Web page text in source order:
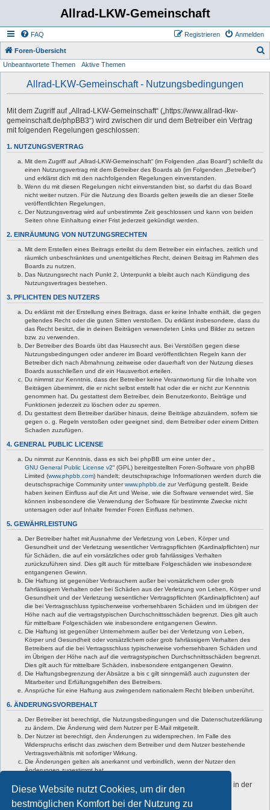
Diese Website nutzt Cookies, um dir den
bestmöglichen Komfort bei der Nutzung zu
Allrad-LKW-Gemeinschaft
FAQ Anmelden
Registrieren
Foren-Übersicht
Unbeantwortete Themen Aktive Themen
Allrad-LKW-Gemeinschaft - Nutzungsbedingungen
Mit dem Zugriff auf „Allrad-LKW-Gemeinschaft“ („https://www.allrad-lkw-
gemeinschaft.de/phpBB3“) wird zwischen dir und dem Betreiber ein Vertrag
mit folgenden Regelungen geschlossen:
1. NUTZUNGSVERTRAG
Mit dem Zugriff auf „Allrad-LKW-Gemeinschaft“ (im Folgenden „das Board“) schließt du
einen Nutzungsvertrag mit dem Betreiber des Boards ab (im Folgenden „Betreiber“)
und erklärst dich mit den nachfolgenden Regelungen einverstanden.
Wenn du mit diesen Regelungen nicht einverstanden bist, so darfst du das Board
nicht weiter nutzen. Für die Nutzung des Boards gelten jeweils die an dieser Stelle
veröffentlichten Regelungen.
Der Nutzungsvertrag wird auf unbestimmte Zeit geschlossen und kann von beiden
Seiten ohne Einhaltung einer Frist jederzeit gekündigt werden.
2. EINRÄUMUNG VON NUTZUNGSRECHTEN
Mit dem Erstellen eines Beitrags erteilst du dem Betreiber ein einfaches, zeitlich und
räumlich unbeschränktes und unentgeltliches Recht, deinen Beitrag im Rahmen des
Boards zu nutzen.
Das Nutzungsrecht nach Punkt 2, Unterpunkt a bleibt auch nach Kündigung des
Nutzungsvertrages bestehen.
3. PFLICHTEN DES NUTZERS
Du erklärst mit der Erstellung eines Beitrags, dass er keine Inhalte enthält, die gegen
geltendes Recht oder die guten Sitten verstoßen. Du erklärst insbesondere, dass du
das Recht besitzt, die in deinen Beiträgen verwendeten Links und Bilder zu setzen
bzw. zu verwenden.
Der Betreiber des Boards übt das Hausrecht aus. Bei Verstößen gegen diese
Nutzungsbedingungen oder anderer im Board veröffentlichten Regeln kann der
Betreiber dich nach Abmahnung zeitweise oder dauerhaft von der Nutzung dieses
Boards ausschließen und dir ein Hausverbot erteilen.
Du nimmst zur Kenntnis, dass der Betreiber keine Verantwortung für die Inhalte von
Beiträgen übernimmt, die er nicht selbst erstellt hat oder die er nicht zur Kenntnis
genommen hat. Du gestattest dem Betreiber, dein Benutzerkonto, Beiträge und
Funktionen jederzeit zu löschen oder zu sperren.
Du gestattest dem Betreiber darüber hinaus, deine Beiträge abzuändern, sofern sie
gegen o. g. Regeln verstoßen oder geeignet sind, dem Betreiber oder einem Dritten
Schaden zuzufügen.
4. GENERAL PUBLIC LICENSE
Du nimmst zur Kenntnis, dass es sich bei phpBB um eine unter der „
GNU General Public License v2“ (GPL) bereitgestellten Foren-Software von phpBB
Limited (www.phpbb.com) handelt; deutschsprachige Informationen werden durch die
deutschsprachige Community unterwww.phpbb.de zur Verfügung gestellt. Beide
haben keinen Einfluss auf die Art und Weise, wie die Software verwendet wird. Sie
können insbesondere die Verwendung der Software für bestimmte Zwecke nicht
untersagen oder auf Inhalte fremder Foren Einfluss nehmen.
5. GEWÄHRLEISTUNG
Der Betreiber haftet mit Ausnahme der Verletzung von Leben, Körper und
Gesundheit und der Verletzung wesentlicher Vertragspflichten (Kardinalpflichten) nur
für Schäden, die auf ein vorsätzliches oder grob fahrlässiges Verhalten
zurückzuführen sind. Dies gilt auch für mittelbare Folgeschäden wie insbesondere
entgangenen Gewinn.
Die Haftung ist gegenüber Verbrauchern außer bei vorsätzlichem oder grob
fahrlässigem Verhalten oder bei Schäden aus der Verletzung von Leben, Körper und
Gesundheit und der Verletzung wesentlicher Vertragspflichten (Kardinalpflichten) auf
die bei Vertragsschluss typischerweise vorhersehbaren Schäden und im übrigen der
Höhe nach auf die vertragstypischen Durchschnittsschäden begrenzt. Dies gilt auch
für mittelbare Folgeschäden wie insbesondere entgangenen Gewinn.
Die Haftung ist gegenüber Unternehmern außer bei der Verletzung von Leben,
Körper und Gesundheit oder vorsätzlichem oder grob fahrlässigem Verhalten des
Betreibers auf die bei Vertragsschluss typischerweise vorhersehbaren Schäden und
im Übrigen der Höhe nach auf die vertragstypischen Durchschnittsschäden begrenzt.
Dies gilt auch für mittelbare Schäden, insbesondere entgangenen Gewinn.
Die Haftungsbegrenzung der Absätze a bis c gilt sinngemäß auch zugunsten der
Mitarbeiter und Erfüllungsgehilfen des Betreibers.
Ansprüche für eine Haftung aus zwingendem nationalem Recht bleiben unberührt.
6. ÄNDERUNGSVORBEHALT
Der Betreiber ist berechtigt, die Nutzungsbedingungen und die Datenschutzerklärung
zu ändern. Die Änderung wird dem Nutzer per E-Mail mitgeteilt.
Der Nutzer ist berechtigt, den Änderungen zu widersprechen. Im Falle des
Widerspruchs erlischt das zwischen dem Betreiber und dem Nutzer bestehende
Vertragsverhältnis mit sofortiger Wirkung.
Die Änderungen gelten als anerkannt und verbindlich, wenn der Nutzer den
Änderungen zugestimmt hat.
Informationen über den Umgang mit deinen persönlichen Daten sind in der
Datenschutzerklärung enthalten.